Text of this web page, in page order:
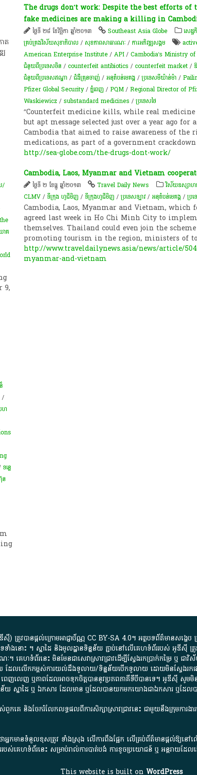
ត
The drugs don’t work: Despite the best efforts
fake medicines are making a killing in
ថ្ងៃទី ២៨ ខែវិច្ឆិកា ឆ្នាំ២០១៣ Southeast Asia Globe សេដ្ឋ
គ្រប់គ្រងវិស័យសុខាភិបាល/សុខ​ភាព​សា​ធា​រណៈ /ការ​អភិវឌ្ឍ​សង្គម
American Enterprise Institute/API/Cambodia’s Ministry
ជំនួយពីប្រទេសចិន /counterfeit antibiotics /counterfeit market/
ជំនួយពីប្រទេសឥណ្ឌា /ជំងឺ​គ្រុនចាញ់​ /​អនុ​តំបន់​មេគង្គ /ប្រទេសមីយ៉ាន់ម៉ា /
Pfizer Global Security/ភ្នំពេញ /PQM/Regional Director of
Waskiewicz /substandard medicines /ប្រទេសថៃ
“Counterfeit medicine kills, while real medicine
but apt message selected just over a year ago
Cambodia that aimed to raise awareness of the
medications, as part of a government
http://sea-globe.com/the-drugs-dont-work/
/
ោគ
9,
Cambodia, Laos, Myanmar and Vietnam
ថ្ងៃទី ២ ខែធ្នូ ឆ្នាំ២០១៣ Travel Daily News វិស័យឧស្សាហ
CLMV/ទីក្រុង ហូជីមិញ /ទីក្រុងហូជីមិញ /ប្រទេសឡាវ/​អនុ​តំបន់​មេគង្គ /ប្រ
Cambodia, Laos, Myanmar and Vietnam, which
agreed last week in Ho Chi Minh City to
themselves. Thailand could even join the
promoting tourism in the region, ministers of
http://www.traveldailynews.asia/news/article/
myanmar-and-vietnam
/
ហ
ទន្លេ
ន
ត្រូវ​បាន​ផ្តល់​ក្រោម​អាជ្ញាប័ណ្ណ​ CC BY-SA 4.0។​ អត្ថបទ​ព័ត៌មាន​សង្ខេ
ាំង​នោះ​ ។​ ស្នាដៃ​ និង​មូលដ្ឋាន​ទិន្នន័យ ​ភ្ជាប់​នៅ​លើ​គេហទំព័រ​របស់​ អូ​ឌី​ស៊ី​ ត្
ហទំព័រ​នេះ​ មិនមែន​ជា​សេវា​ស្រាវជ្រាវ​ដើម្បី​ស្វែងរកប្រាក់​កម្រៃ​ ឬ​ ជា​
ន​មួយ​ ដែល​លើកកម្ពស់​ការ​យល់​ដឹង​ទូលាយ​/​ទិន្នន័យ​បើក​ទូលាយ​ ដោយ​មិនស្វែង​
លេញ​ ឬ​ភាព​ដែល​អាច​ទុកចិត្ត​បាននូវ​ប្រភព​ភាគី​ទី​បី​បាន​ទេ​។​ អូ​ឌី​ស៊ី​ សូម​មិន​ធ្
ន័យ​ ស្នាដៃ​ ឬ​ ឯកសារ​ ដែល​មាន​ ឬ​ដែល​បាន​យក​មក​យោង​ជា​ឯកសារ​ ឬ​ដែល​ប
ស់ពួកគេ និងចែករំលែកលទ្ធផលពីការសិក្សាស្រាវជ្រាវនេះ ជាមួយនឹងក្រុមការង
នកមានទំនួលខុសត្រូវ ទាំងស្រុង លើការពឹងផ្អែក លើគ្រប់ព័ត៌មានផ្តល់ឱ្យន
របស់គេហទំព័រនេះ សម្រាប់រាល់ការបាត់បង់ ការខូចប្រយោជន៍ ឬ អន្តរាយដែ
This website is built on WordPress